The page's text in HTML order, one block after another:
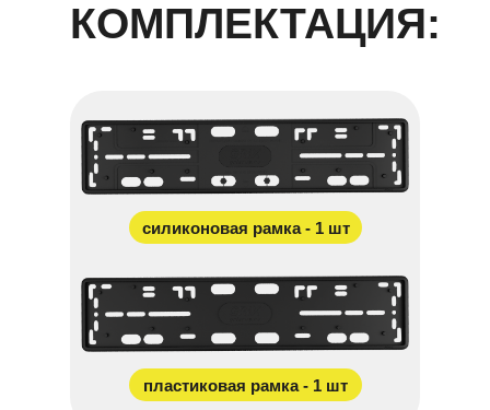
КОМПЛЕКТАЦИЯ:
пластиковая рамка - 1 шт
силиконовая рамка - 1 шт